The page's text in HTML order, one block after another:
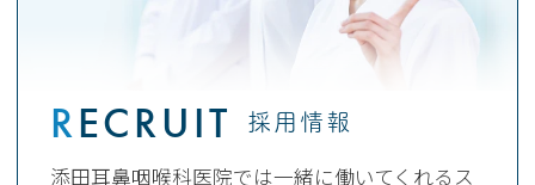
RECRUIT 採用情報
添田耳鼻咽喉科医院では一緒に働いてくれるス